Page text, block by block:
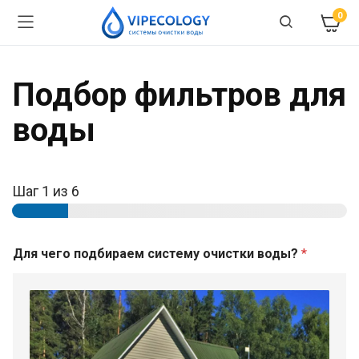
0
Подбор фильтров для
воды
Шаг 1 из 6
Для чего подбираем систему очистки воды? *